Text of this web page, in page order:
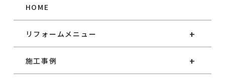
HOME
リフォームメニュー
施工事例